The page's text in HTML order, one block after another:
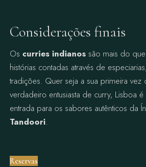
Considerações finais
Os curries indianos são mais do
histórias contadas através de
tradições. Quer seja a sua primeira vez
verdadeiro entusiasta de curry, Lisboa
entrada para os sabores autênticos da
Tandoori.
Reservas